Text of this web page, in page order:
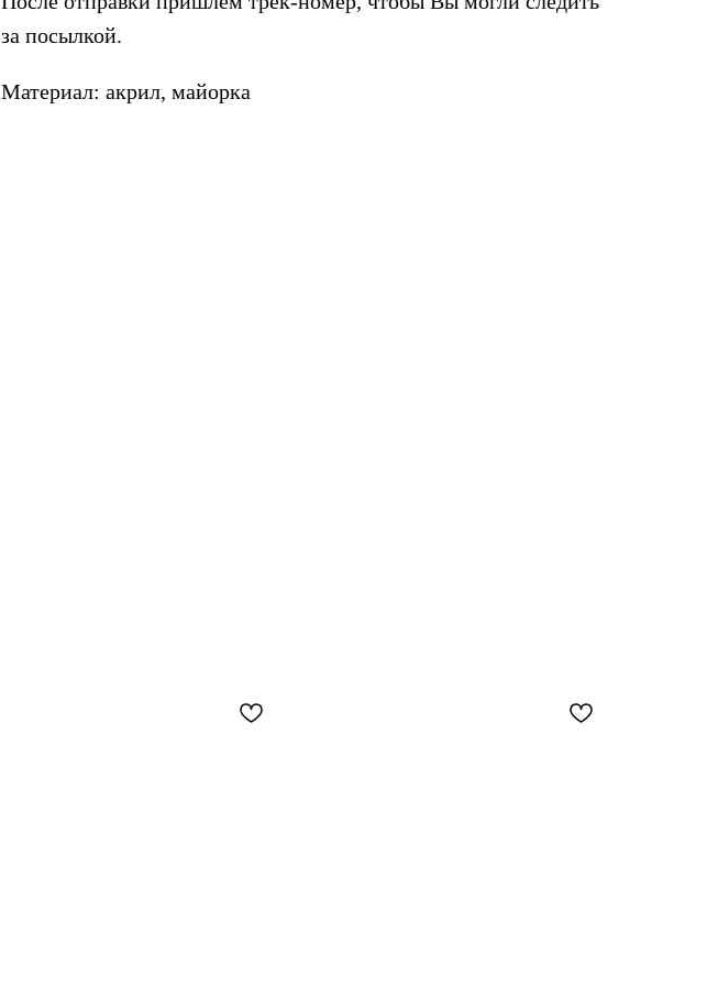
за посылкой.
Материал: акрил, майорка